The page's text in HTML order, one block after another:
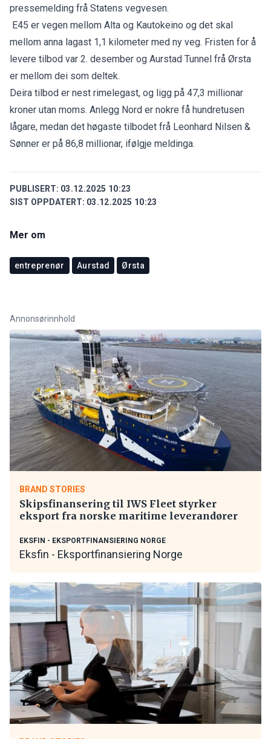
pressemelding frå Statens vegvesen.
E45 er vegen mellom Alta og Kautokeino og det skal
mellom anna lagast 1,1 kilometer med ny veg. Fristen for å
levere tilbod var 2. desember og Aurstad Tunnel frå Ørsta
er mellom dei som deltek.
Deira tilbod er nest rimelegast, og ligg på 47,3 millionar
kroner utan moms. Anlegg Nord er nokre få hundretusen
lågare, medan det høgaste tilbodet frå Leonhard Nilsen &
Sønner er på 86,8 millionar, ifølgje meldinga.
PUBLISERT: 03.12.2025 10:23
SIST OPPDATERT: 03.12.2025 10:23
Mer om
entreprenør Aurstad Ørsta
Annonsørinnhold
BRAND STORIES
Skipsfinansering til IWS Fleet styrker
eksport fra norske maritime leverandører
EKSFIN - EKSPORTFINANSIERING NORGE
Eksfin - Eksportfinansiering Norge